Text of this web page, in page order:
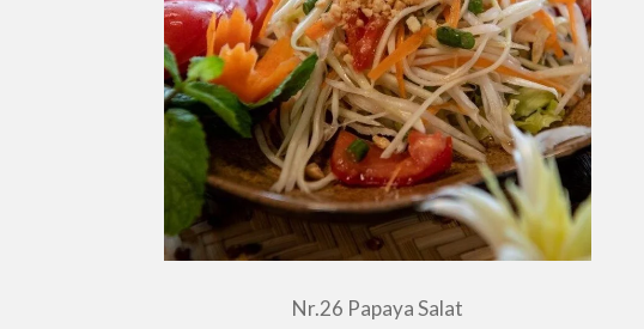
Nr.26 Papaya Salat